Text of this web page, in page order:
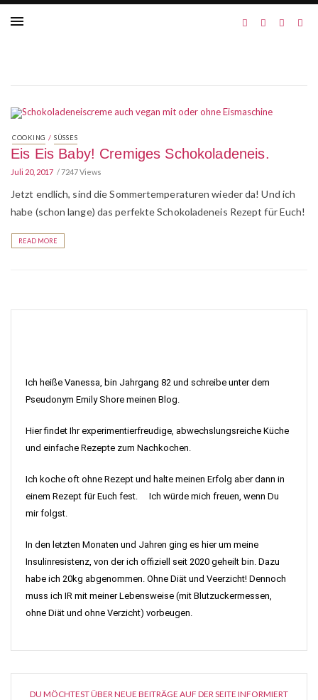
COOKING / SÜSSES
Eis Eis Baby! Cremiges Schokoladeneis.
Juli 20, 2017 7247 Views
Jetzt endlich, sind die Sommertemperaturen wieder da! Und ich
habe (schon lange) das perfekte Schokoladeneis Rezept für Euch!
READ MORE
Ich heiße Vanessa, bin Jahrgang 82 und schreibe unter dem
Pseudonym Emily Shore meinen Blog.
Hier findet Ihr experimentierfreudige, abwechslungsreiche Küche
und einfache Rezepte zum Nachkochen.
Ich koche oft ohne Rezept und halte meinen Erfolg aber dann in
einem Rezept für Euch fest. Ich würde mich freuen, wenn Du
mir folgst.
In den letzten Monaten und Jahren ging es hier um meine
Insulinresistenz, von der ich offiziell seit 2020 geheilt bin. Dazu
habe ich 20kg abgenommen. Ohne Diät und Veerzicht! Dennoch
muss ich IR mit meiner Lebensweise (mit Blutzuckermessen,
ohne Diät und ohne Verzicht) vorbeugen.
DU MÖCHTEST ÜBER NEUE BEITRÄGE AUF DER SEITE INFORMIERT